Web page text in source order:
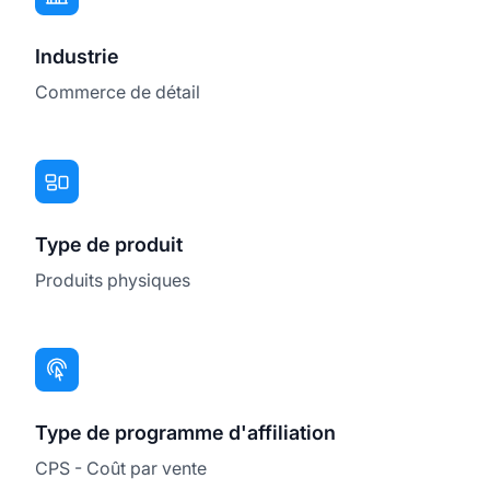
Industrie
Commerce de détail
Type de produit
Produits physiques
Type de programme d'affiliation
CPS - Coût par vente